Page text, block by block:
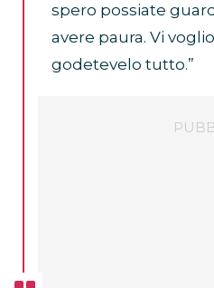
spero possiate
avere paura. Vi
godetevelo tutto.”